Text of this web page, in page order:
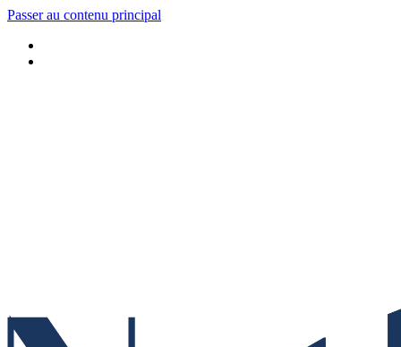
Passer au contenu principal